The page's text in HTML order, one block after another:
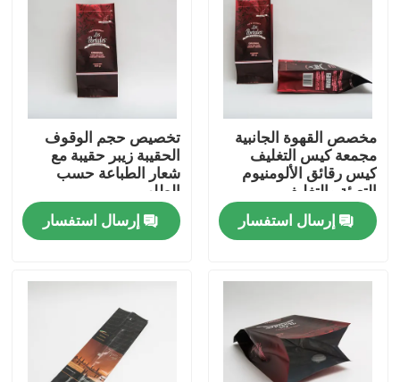
جولة في المعمل
ضبط الجودة
اتصل بنا
أخبار
أكياس تغليف أغذية
أكياس تغليف القهوة
مخصص القهوة الجانبية
مجمعة كيس التغليف
كيس رقائق الألومنيوم
التعبئة والتغليف
إرسال استفسار
تخصيص حجم الوقوف
الحقيبة زيبر حقيبة مع
شعار الطباعة حسب
الطلب
إرسال استفسار